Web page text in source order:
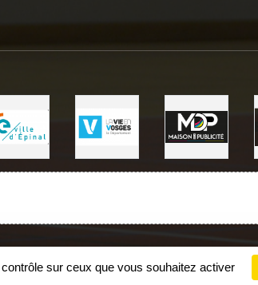
Gestion des cookies
sur ceux que vous souhaitez activer